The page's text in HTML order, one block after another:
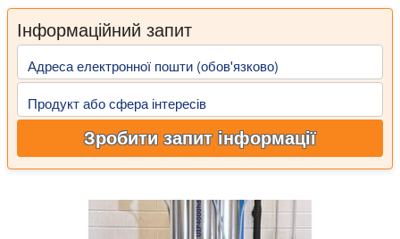
Інформаційний запит
Адреса електронної пошти (обов'язково)
Продукт або сфера інтересів
Зробити запит інформації